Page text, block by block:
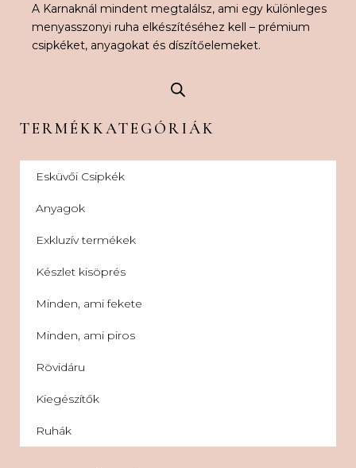
A Karnaknál mindent megtalálsz, ami egy különleges
menyasszonyi ruha elkészítéséhez kell – prémium
csipkéket, anyagokat és díszítőelemeket.
TERMÉKKATEGÓRIÁK
Esküvői Csipkék
Anyagok
Exkluzív termékek
Készlet kisöprés
Minden, ami fekete
Minden, ami piros
Rövidáru
Kiegészítők
Ruhák